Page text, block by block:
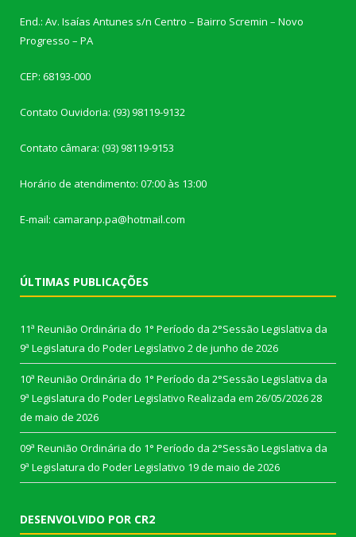
End.: Av. Isaías Antunes s/n Centro – Bairro Scremin – Novo
Progresso – PA
CEP: 68193-000
Contato Ouvidoria: (93) 98119-9132
Contato câmara: (93) 98119-9153
Horário de atendimento: 07:00 às 13:00
E-mail: camaranp.pa@hotmail.com
ÚLTIMAS PUBLICAÇÕES
11ª Reunião Ordinária do 1° Período da 2°Sessão Legislativa da
9ª Legislatura do Poder Legislativo 2 de junho de 2026
10ª Reunião Ordinária do 1° Período da 2°Sessão Legislativa da
9ª Legislatura do Poder Legislativo Realizada em 26/05/202628
de maio de 2026
09ª Reunião Ordinária do 1° Período da 2°Sessão Legislativa da
9ª Legislatura do Poder Legislativo 19 de maio de 2026
DESENVOLVIDO POR CR2